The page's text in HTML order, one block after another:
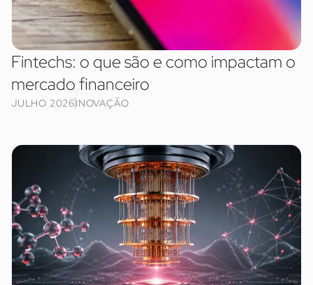
Fintechs: o que são e como impactam o
mercado financeiro
JULHO 2026INOVAÇÃO